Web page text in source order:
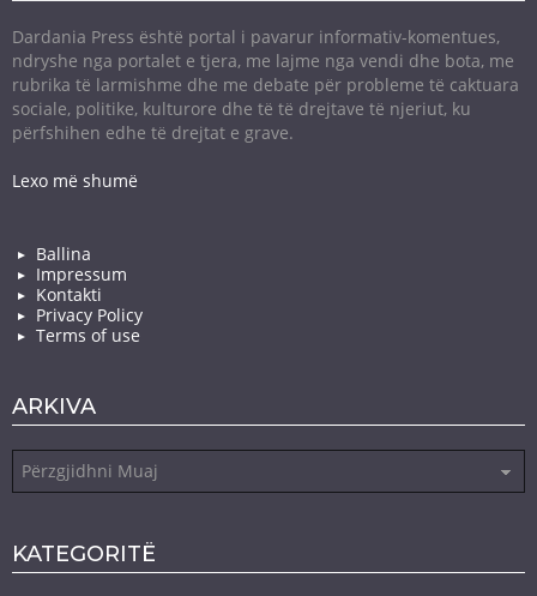
Dardania Press është portal i pavarur informativ-komentues,
ndryshe nga portalet e tjera, me lajme nga vendi dhe bota, me
rubrika të larmishme dhe me debate për probleme të caktuara
sociale, politike, kulturore dhe të të drejtave të njeriut, ku
përfshihen edhe të drejtat e grave.
Lexo më shumë
Ballina
Impressum
Kontakti
Privacy Policy
Terms of use
ARKIVA
KATEGORITË